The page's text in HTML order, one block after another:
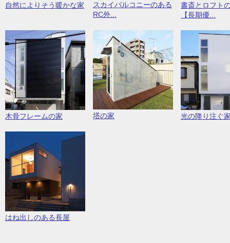
自然によりそう暖かな家
スカイバルコニーのある
RC外...
書斎とロフト
【長期優...
木骨フレームの家 塔の家 光の降り注ぐ
はね出しのある長屋